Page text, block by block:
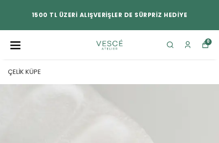
1500 TL ÜZERİ ALIŞVERİŞLER DE SÜRPRİZ HEDİYE
0
ÇELİK KÜPE